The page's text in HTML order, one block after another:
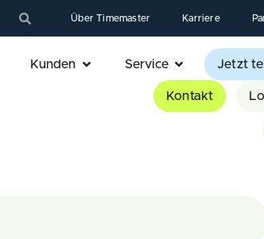
Über Timemaster Karriere
Kunden Service Jetzt
Kontakt